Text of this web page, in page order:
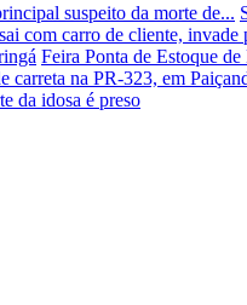
suspeito da morte de...
com carro de cliente, invade
Feira Ponta de Estoque
carreta na PR-323, em
da idosa é preso